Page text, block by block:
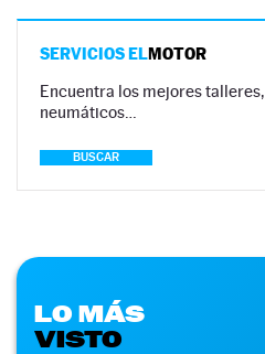
SERVICIOS ELMOTOR
Encuentra los mejores
neumáticos…
BUSCAR
LO MÁS
VISTO